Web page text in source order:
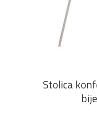
Stolica